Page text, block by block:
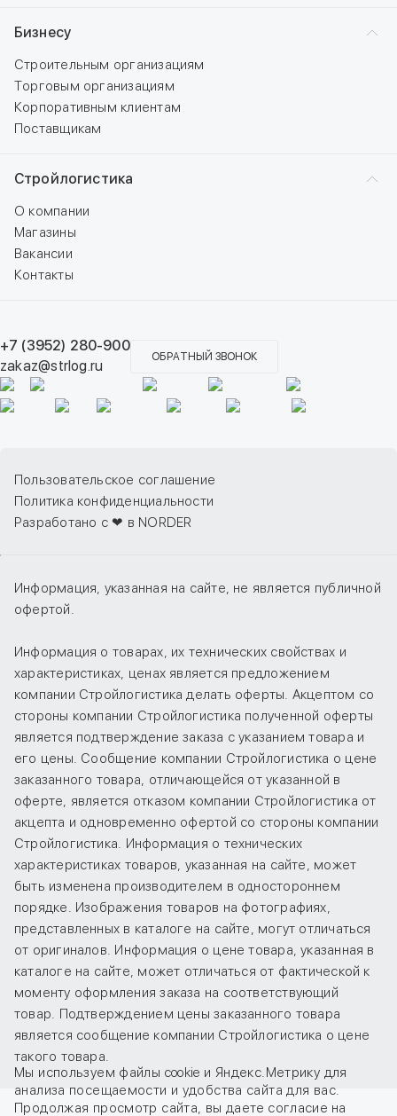
Бизнесу
Строительным организациям
Торговым организациям
Корпоративным клиентам
Поставщикам
Стройлогистика
О компании
Магазины
Вакансии
Контакты
+7 (3952) 280-900
zakaz@strlog.ru
ОБРАТНЫЙ ЗВОНОК
Пользовательское соглашение
Политика конфиденциальности
Разработано с ❤ в NORDER
Информация, указанная на сайте, не является публичной
офертой.
Информация о товарах, их технических свойствах и
характеристиках, ценах является предложением
компании Стройлогистика делать оферты. Акцептом со
стороны компании Стройлогистика полученной оферты
является подтверждение заказа с указанием товара и
его цены. Сообщение компании Стройлогистика о цене
заказанного товара, отличающейся от указанной в
оферте, является отказом компании Стройлогистика от
акцепта и одновременно офертой со стороны компании
Стройлогистика. Информация о технических
характеристиках товаров, указанная на сайте, может
быть изменена производителем в одностороннем
порядке. Изображения товаров на фотографиях,
представленных в каталоге на сайте, могут отличаться
от оригиналов. Информация о цене товара, указанная в
каталоге на сайте, может отличаться от фактической к
моменту оформления заказа на соответствующий
товар. Подтверждением цены заказанного товара
является сообщение компании Стройлогистика о цене
такого товара.
Мы используем файлы cookie и Яндекс.Метрику для
анализа посещаемости и удобства сайта для вас.
Продолжая просмотр сайта, вы даете согласие на